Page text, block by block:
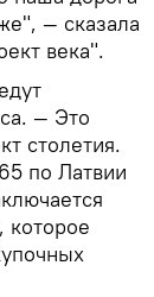
— сказала
века".
— Это
столетия.
по Латвии
которое